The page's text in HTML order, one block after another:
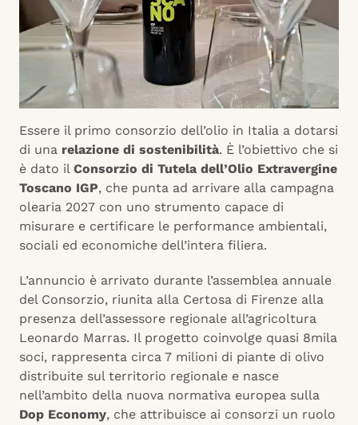
Essere il primo consorzio dell’olio in Italia a dotarsi
di una relazione di sostenibilità. È l’obiettivo che si
è dato il Consorzio di Tutela dell’Olio Extravergine
Toscano IGP, che punta ad arrivare alla campagna
olearia 2027 con uno strumento capace di
misurare e certificare le performance ambientali,
sociali ed economiche dell’intera filiera.
L’annuncio è arrivato durante l’assemblea annuale
del Consorzio, riunita alla Certosa di Firenze alla
presenza dell’assessore regionale all’agricoltura
Leonardo Marras. Il progetto coinvolge quasi 8mila
soci, rappresenta circa 7 milioni di piante di olivo
distribuite sul territorio regionale e nasce
nell’ambito della nuova normativa europea sulla
Dop Economy, che attribuisce ai consorzi un ruolo